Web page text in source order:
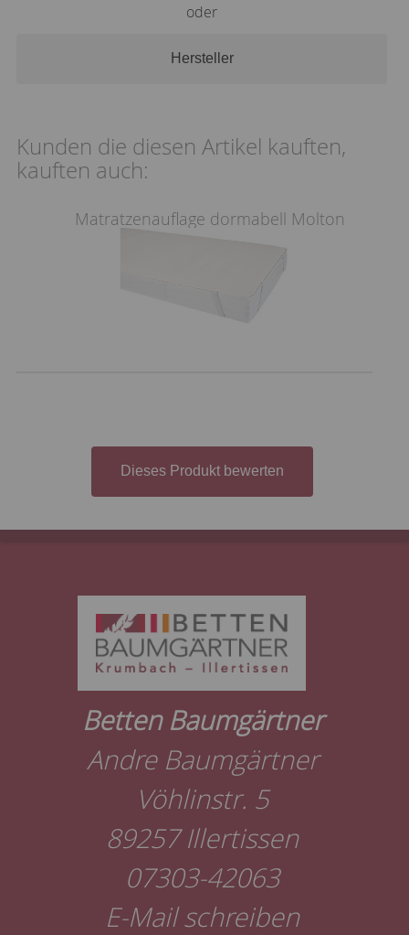
oder
Hersteller
Kunden die diesen Artikel kauften,
kauften auch:
Matratzenauflage dormabell Molton
Dieses Produkt bewerten
Betten Baumgärtner
Andre Baumgärtner
Vöhlinstr. 5
89257 Illertissen
07303-42063
E-Mail schreiben